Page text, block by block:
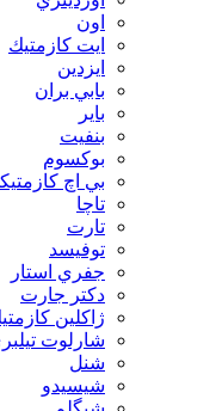
اون
ايت كازمتيك
ايزدين
بابي بران
بایر
بنفيت
بوكسوم
بي اچ
تاچا
تارت
توفيسد
جفري استار
دكتر جارت
ژاكلين
شارلوت
شنل
شيسيدو